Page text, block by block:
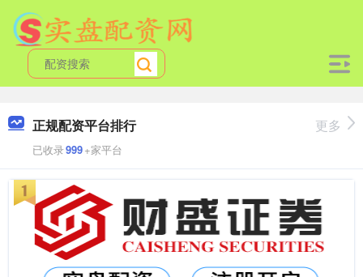
正规配资平台排行
已收录999+家平台
更多